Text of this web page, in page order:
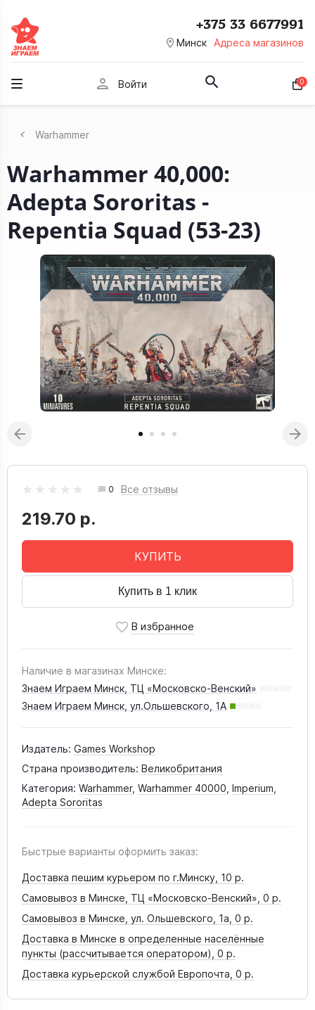
room Минск Адреса магазинов
+375 33 6677991
person Войти 0
Warhammer
Warhammer 40,000:
Adepta Sororitas -
Repentia Squad (53-23)
0 Все отзывы
219.70 р.
КУПИТЬ
Купить в 1 клик
Наличие в магазинах Минске:
Знаем Играем Минск, ТЦ «Московско-Венский»
Знаем Играем Минск, ул.Ольшевского, 1А
Издатель: Games Workshop
Страна производитель: Великобритания
Категория: Warhammer, Warhammer 40000 Imperium
Adepta Sororitas
Быстрые варианты оформить заказ:
Доставка пешим курьером по г.Минску, 10 р.
Самовывоз в Минске, ТЦ «Московско-Венский», 0 р.
Самовывоз в Минске, ул. Ольшевского, 1а, 0 р.
Доставка в Минске в определенные населённые
пункты (рассчитывается оператором), 0 р.
Доставка курьерской службой Европочта, 0 р.